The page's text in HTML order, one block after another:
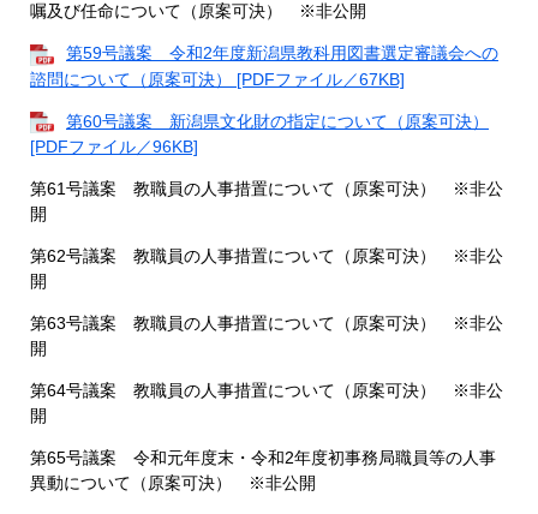
嘱及び任命について（原案可決） ※非公開
第59号議案 令和2年度新潟県教科用図書選定審議会への
諮問について（原案可決） [PDFファイル／67KB]
第60号議案 新潟県文化財の指定について（原案可決）
[PDFファイル／96KB]
第61号議案 教職員の人事措置について（原案可決） ※非公
開
第62号議案 教職員の人事措置について（原案可決） ※非公
開
第63号議案 教職員の人事措置について（原案可決） ※非公
開
第64号議案 教職員の人事措置について（原案可決） ※非公
開
第65号議案 令和元年度末・令和2年度初事務局職員等の人事
異動について（原案可決） ※非公開